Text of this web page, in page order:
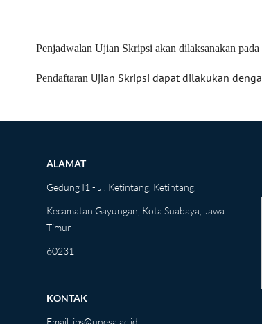
Penjadwalan Ujian Skripsi akan dilaksanakan pada
Pendaftaran Ujian Skripsi dapat dilakukan
ALAMAT
Gedung I1 - Jl. Ketintang, Ketintang,
Kecamatan Gayungan, Kota Suabaya, Jawa
Timur
60231
KONTAK